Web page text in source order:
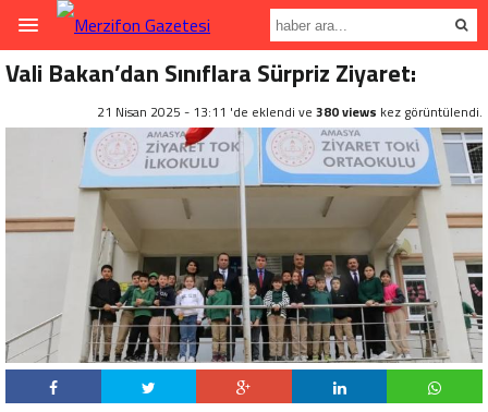
Vali Bakan’dan Sınıflara Sürpriz Ziyaret:
21 Nisan 2025 - 13:11 'de eklendi ve 380 views kez görüntülendi.